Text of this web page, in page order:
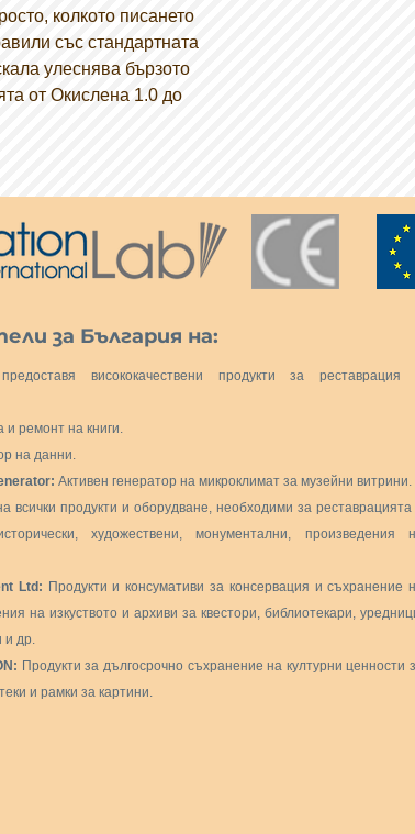
колкото писането
със стандартната
улеснява бързото
от Окислена 1.0 до
за България на:
предоставя висококачествени продукти за реставрация
ремонт на книги.
на данни.
Активен генератор на микроклимат за музейни витрини.
всички продукти и оборудване, необходими за реставрацията
художествени, монументални, произведения
Ltd: Продукти и консумативи за консервация и съхранение
на изкуството и архиви за квестори, библиотекари,
др.
Продукти за дългосрочно съхранение на културни ценности
и рамки за картини.